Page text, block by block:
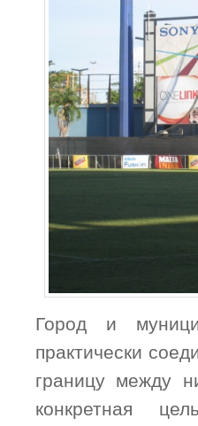
Город и
практически
границу между
конкретная